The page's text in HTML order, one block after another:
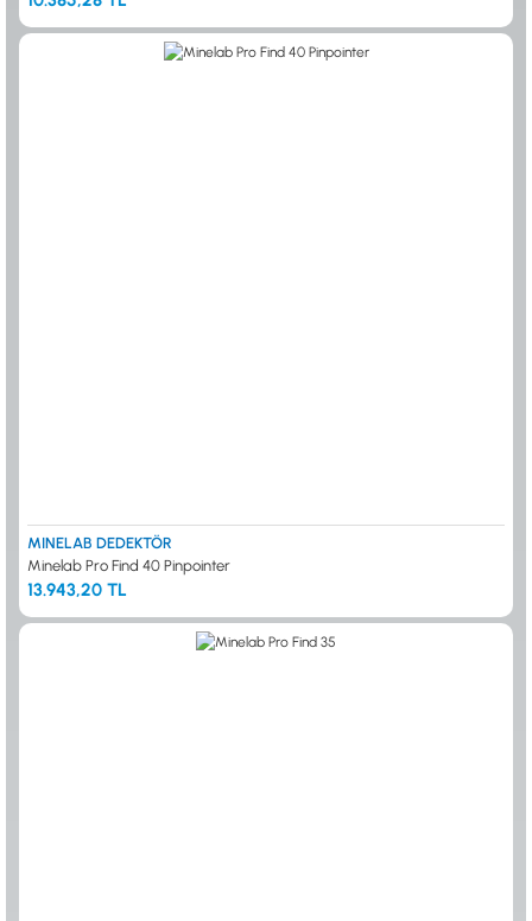
MINELAB DEDEKTÖR
Minelab Pro Find 40 Pinpointer
13.943,20 TL